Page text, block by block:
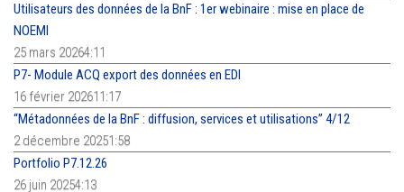
Utilisateurs des données de la BnF : 1er webinaire : mise en place de
NOEMI
25 mars 20264:11
P7- Module ACQ export des données en EDI
16 février 202611:17
“Métadonnées de la BnF : diffusion, services et utilisations” 4/12
2 décembre 20251:58
Portfolio P7.12.26
26 juin 20254:13